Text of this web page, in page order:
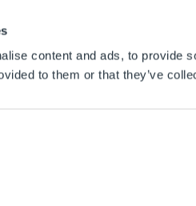
content and ads, to provide
to them or that they’ve